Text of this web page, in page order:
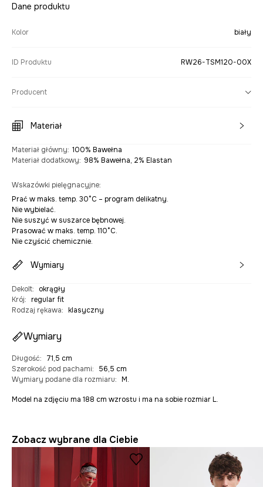
Dane produktu
Kolor biały
ID Produktu RW26-TSM120-00X
Producent
Materiał
Materiał główny: 100% Bawełna
Materiał dodatkowy: 98% Bawełna, 2% Elastan
Wskazówki pielęgnacyjne:
Prać w maks. temp. 30°C – program delikatny.
Nie wybielać.
Nie suszyć w suszarce bębnowej.
Prasować w maks. temp. 110°C.
Nie czyścić chemicznie.
Wymiary
Dekolt:
okrągły
Krój: regular fit
Rodzaj rękawa: klasyczny
Wymiary
Długość:
71,5 cm
Szerokość pod pachami:
56,5 cm
Wymiary podane dla rozmiaru: M.
Model na zdjęciu ma 188 cm wzrostu i ma na sobie rozmiar L.
Zobacz wybrane dla Ciebie